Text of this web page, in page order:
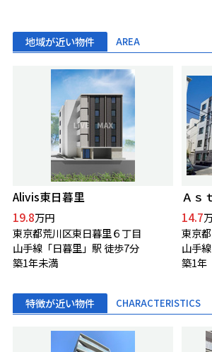
地域が近い物件 AREA
Alivis東日暮里
19.8万円
東京都荒川区東日暮里６丁目
山手線「日暮里」駅 徒歩7分
築1年未満
Ａｓ
14.7
東京
山手
築1年
特徴が近い物件 CHARACTERISTICS